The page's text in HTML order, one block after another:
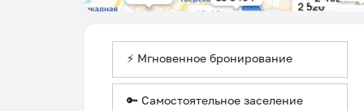
⚡ Мгновенное бронирование
🔑 Самостоятельное заселение